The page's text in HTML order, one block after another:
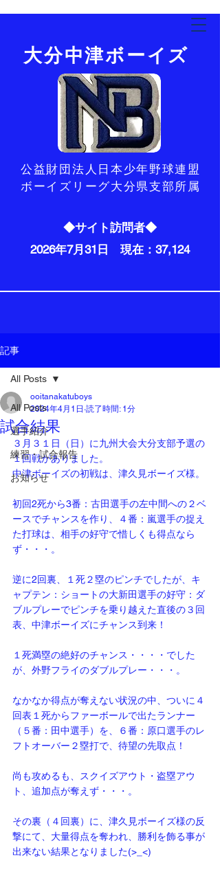
​大分中津ボーイズ
​公益財団法人日本少年野球連盟
ボーイズリーグ大分県支部所属
◆サイト訪問者◆
2026年7月31日 現在：37,124
記事
All Posts
選手紹介
練習・試合報告
お知らせ
All Posts
試合結果
ooitanakatuboys
2024年4月1日 読了時間: 1分
３月３１日（日）に九州大会大分支部予選の
１回戦がありました。
中津ボーイズの初戦は、津久見ボーイズ様。
初回2死から3番：古田選手の左中間への２ベ
ースでチャンスを作り、４番：嵐選手の捉え
た打球は、相手の好守で惜しくも得点なら
ず・・・。
逆に2回裏、１死２塁のピンチでしたが、キ
ャプテン：ショートの大新田選手の好守：ダ
ブルプレーでピンチを乗り越えた直後の３回
表、中津ボーイズにチャンス到来！
１死満塁の絶好のチャンス・・・・でした
が、外野フライのダブルプレー・・・。
なかなか得点が奪えない状況の中、ついに４
回表１死からファーボールで出たランナー
（５番：田中選手）を、６番：原口選手のレ
フトオーバー２塁打で、待望の先取点！
尚も攻めるも、スクイズアウト・盗塁アウ
ト、追加点が奪えず・・・。
その裏（４回裏）に、津久見ボーイズ様の反
撃にて、大量得点を奪われ、勝利を飾る事が
出来ない結果となりました(>_<)